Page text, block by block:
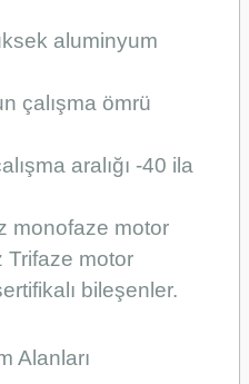
aluminyum
çalışma ömrü
aralığı -40 ila
monofaze motor
Trifaze motor
bileşenler.
Alanları